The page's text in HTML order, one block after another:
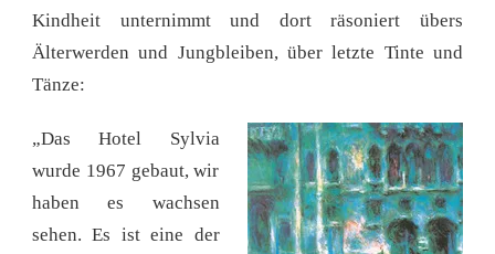
Kindheit unternimmt und dort räsoniert übers
Älterwerden und Jungbleiben, über letzte Tinte und
Tänze:
„Das Hotel Sylvia
wurde 1967 gebaut, wir
haben es wachsen
sehen. Es ist eine der